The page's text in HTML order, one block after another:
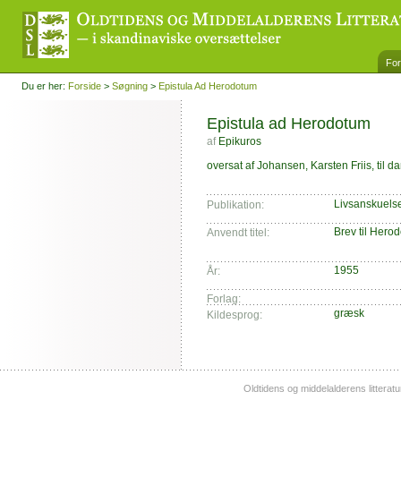
Du er her: Forside > Søgning > Epistula Ad Herodotum
Epistula ad Herodotum
afEpikuros
oversat af Johansen, Karsten Friis, til
Publikation:
Anvendt titel: Brev til
År: 1955
Forlag:
Kildesprog:
græsk
Oldtidens og middelalderens